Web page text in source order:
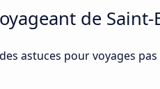
de
astuces pour voyages